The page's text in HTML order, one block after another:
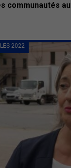
communautés
2022